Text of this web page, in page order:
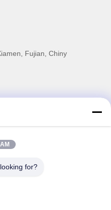
Fujian, Chiny
i innymi informacjami.
for?